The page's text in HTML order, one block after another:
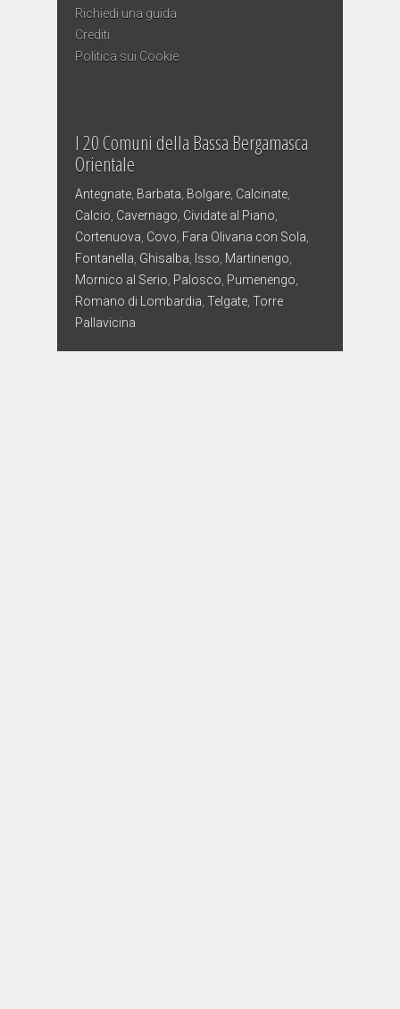
Richiedi una guida
Crediti
Politica sui Cookie
I 20 Comuni della Bassa Bergamasca
Orientale
Antegnate Barbata Bolgare Calcinate
Calcio Cavernago Cividate al Piano
Cortenuova Covo Fara Olivana con Sola
Fontanella Ghisalba Isso Martinengo
Mornico al Serio Palosco Pumenengo
Romano di Lombardia Telgate Torre
Pallavicina